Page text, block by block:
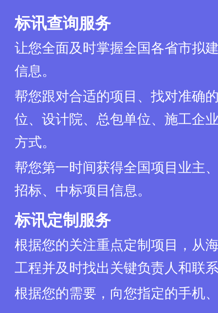
标讯查询服务
让您全面及时掌握全国各省市拟
信息。
帮您跟对合适的项目、找对准确
位、设计院、总包单位、施工企
方式。
帮您第一时间获得全国项目业主
招标、中标项目信息。
标讯定制服务
根据您的关注重点定制项目，从
工程并及时找出关键负责人和联
根据您的需要，向您指定的手机